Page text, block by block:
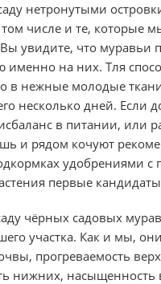
нетронутыми
числе и те, которые
увидите, что муравьи
именно на них. Тля
в нежные молодые
несколько дней. Если
в питании, или
и рядом кочуют
удобрениями с
первые
чёрных садовых
участка. Как и мы,
прогреваемость
нижних, насыщенность